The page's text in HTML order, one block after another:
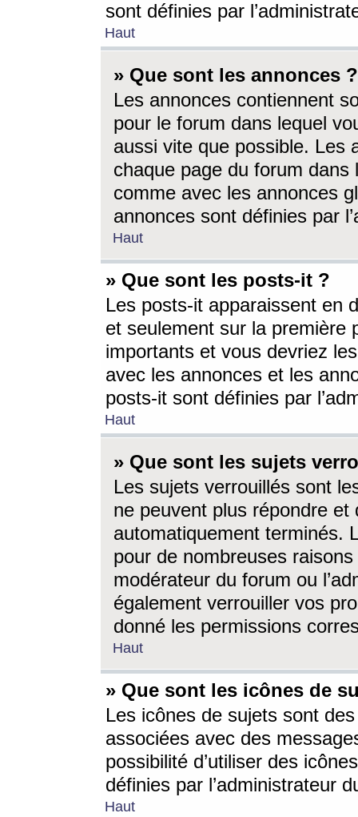
sont définies par
Haut
» Que sont les annonces ?
Les annonces contiennent
pour le forum dans lequel
aussi vite que possible. Les
chaque page du forum dans
comme avec les annonces
annonces sont définies par
Haut
» Que sont les posts-it ?
Les posts-it apparaissent en
et seulement sur la première
importants et vous devriez
avec les annonces et les
posts-it sont définies par
Haut
» Que sont les sujets
Les sujets verrouillés sont
ne peuvent plus répondre
automatiquement terminés.
pour de nombreuses
modérateur du forum ou
également verrouiller vos
donné les permissions
Haut
» Que sont les icônes de
Les icônes de sujets sont
associées avec des
possibilité d’utiliser des
définies par l’administrateur
Haut